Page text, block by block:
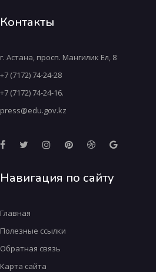
Контакты
г. Астана, просп. Мангилик Ел, 8
+7 (7172) 74-24-28
+7 (7172) 74-24-16.
press@edu.gov.kz
Навигация по сайту
Главная
Полезные ссылки
Обратная связь
Карта сайта